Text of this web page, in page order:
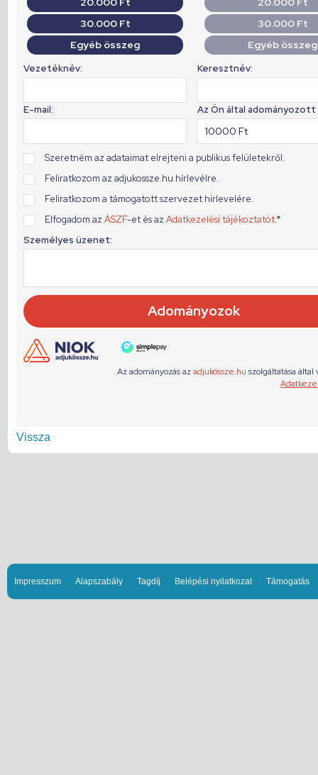
Vissza
Impresszum Alapszabály Tagdíj Belépési nyilatkozat Támogatás